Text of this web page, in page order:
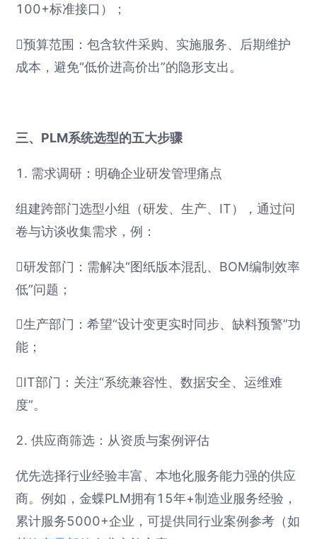
100+标准接口）；
预算范围：包含软件采购、实施服务、后期维护
成本，避免“低价进高价出”的隐形支出。
三、PLM系统选型的五大步骤
1. 需求调研：明确企业研发管理痛点
组建跨部门选型小组（研发、生产、IT），通过问
卷与访谈收集需求，例：
研发部门：需解决“图纸版本混乱、BOM编制效率
低”问题；
生产部门：希望“设计变更实时同步、缺料预警”功
能；
IT部门：关注“系统兼容性、数据安全、运维难
度”。
2. 供应商筛选：从资质与案例评估
优先选择行业经验丰富、本地化服务能力强的供应
商。例如，金蝶PLM拥有15年+制造业服务经验，
累计服务5000+企业，可提供同行业案例参考（如